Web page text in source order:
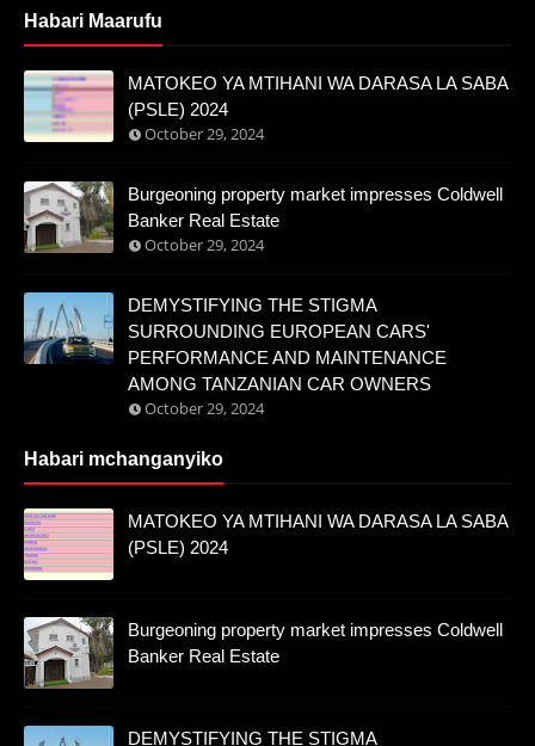
Habari Maarufu
MATOKEO YA MTIHANI WA DARASA LA SABA
(PSLE) 2024
October 29, 2024
Burgeoning property market impresses Coldwell
Banker Real Estate
October 29, 2024
DEMYSTIFYING THE STIGMA
SURROUNDING EUROPEAN CARS'
PERFORMANCE AND MAINTENANCE
AMONG TANZANIAN CAR OWNERS
October 29, 2024
Habari mchanganyiko
MATOKEO YA MTIHANI WA DARASA LA SABA
(PSLE) 2024
Burgeoning property market impresses Coldwell
Banker Real Estate
DEMYSTIFYING THE STIGMA